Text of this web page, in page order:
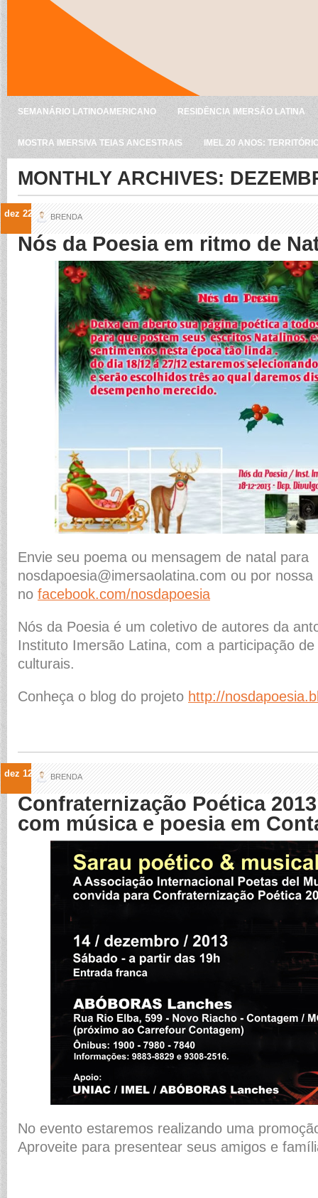
SEMANÁRIO LATINOAMERICANO RESIDÊNCIA IMERSÃO LATINA
MOSTRA IMERSIVA TEIAS ANCESTRAIS IMEL 20 ANOS:
MONTHLY ARCHIVES:
dez 22 BRENDA
Nós da Poesia em ritmo de
Envie seu poema ou mensagem de natal para
nosdapoesia@imersaolatina.com ou por nossa
no facebook.com/nosdapoesia
Nós da Poesia é um coletivo de autores da
Instituto Imersão Latina, com a participação
culturais.
Conheça o blog do projeto http://
dez 12 BRENDA
Confraternização Poética
com música e poesia em
No evento estaremos realizando uma
Aproveite para presentear seus amigos e